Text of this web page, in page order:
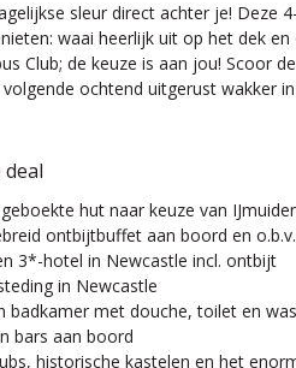
sleur direct achter je! Deze
waai heerlijk uit op het dek
Club; de keuze is aan jou! Scoor
ochtend uitgerust wakker
hut naar keuze van
ontbijtbuffet aan boord en
3*-hotel in Newcastle incl. ontbijt
in Newcastle
badkamer met douche, toilet en
bars aan boord
historische kastelen en het